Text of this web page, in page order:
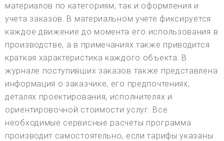
материалов по категориям, так и оформления и
учета заказов. В материальном учете фиксируется
каждое движение до момента его использования в
производстве, а в примечаниях также приводится
краткая характеристика каждого объекта. В
журнале поступивших заказов также представлена
информация о заказчике, его предпочтениях,
деталях проектирования, исполнителях и
ориентировочной стоимости услуг. Все
необходимые сервисные расчеты программа
производит самостоятельно, если тарифы указаны